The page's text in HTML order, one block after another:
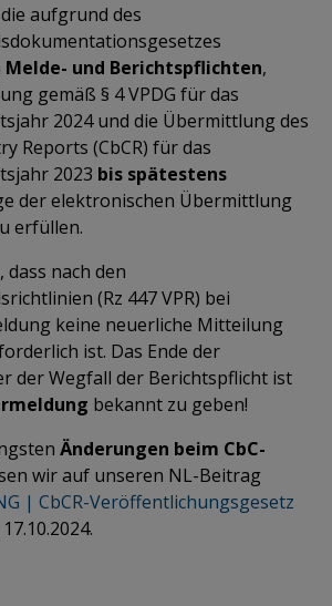
aufgrund des
Melde- und Berichtspflichten,
gemäß § 4 VPDG für das
2024 und die Übermittlung des
Reports (CbCR) für das
2023 bis spätestens
der elektronischen Übermittlung
erfüllen.
dass nach den
(Rz 447 VPR) bei
keine neuerliche Mitteilung
ist. Das Ende der
der Wegfall der Berichtspflicht ist
bekannt zu geben!
Änderungen beim CbC-
wir auf unseren NL-Beitrag
| CbCR-Veröffentlichungsgesetz